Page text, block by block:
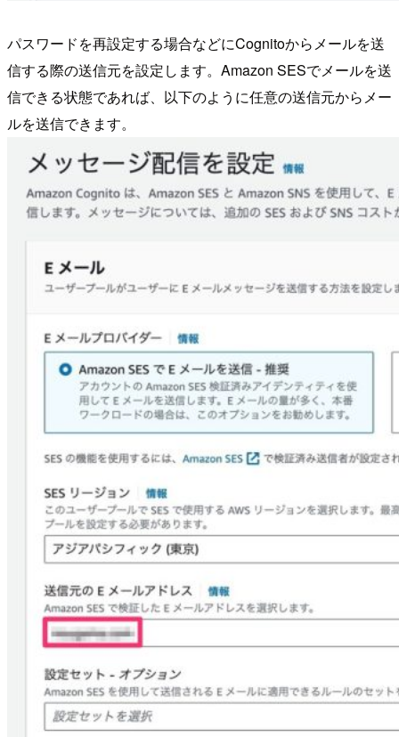
パスワードを再設定する場合などにCognitoからメールを送
信する際の送信元を設定します。Amazon SESでメールを送
信できる状態であれば、以下のように任意の送信元からメー
ルを送信できます。